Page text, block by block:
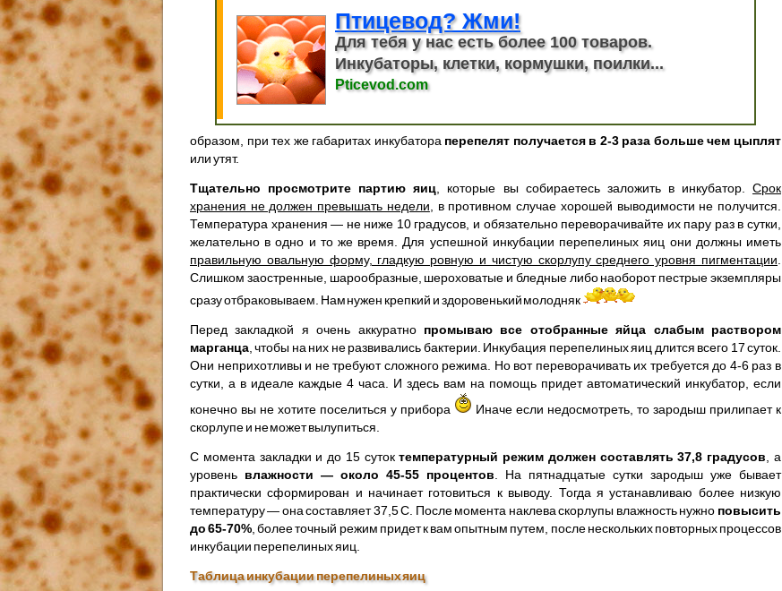
Птицевод? Жми!
Для тебя у нас есть более 100 товаров.
Инкубаторы, клетки, кормушки, поилки...
Pticevod.com
образом, при тех же габаритах инкубатора перепелят получается в 2-3 раза больше чем цыплят
или утят.
Тщательно просмотрите партию яиц , которые вы собираетесь заложить в инкубатор.Срок
хранения не должен превышать недели , в противном случае хорошей выводимости не получится.
Температура хранения — не ниже 10 градусов, и обязательно переворачивайте их пару раз в сутки,
желательно в одно и то же время. Для успешной инкубации перепелиных яиц они должны иметь
правильную овальную форму, гладкую ровную и чистую скорлупу среднего уровня пигментации
Слишком заостренные, шарообразные, шероховатые и бледные либо наоборот пестрые экземпляры
сразу отбраковываем. Нам нужен крепкий и здоровенький молодняк
Перед закладкой я очень аккуратно промываю все отобранные яйца слабым раствором
марганца , чтобы на них не развивались бактерии. Инкубация перепелиных яиц длится всего 17 суток.
Они неприхотливы и не требуют сложного режима. Но вот переворачивать их требуется до 4-6 раз в
сутки, а в идеале каждые 4 часа. И здесь вам на помощь придет автоматический инкубатор, если
конечно вы не хотите поселиться у прибора
Иначе если недосмотреть, то зародыш прилипает к
скорлупе и не может вылупиться.
С момента закладки и до 15 сутоктемпературный режим должен составлять 37,8 градусов , а
уровень влажности — около 45-55 процентов . На пятнадцатые сутки зародыш уже бывает
практически сформирован и начинает готовиться к выводу. Тогда я устанавливаю более низкую
температуру — она составляет 37,5 C. После момента наклева скорлупы влажность нужно повысить
до 65-70% , более точный режим придет к вам опытным путем, после нескольких повторных процессов
инкубации перепелиных яиц.
Таблица инкубации перепелиных яиц